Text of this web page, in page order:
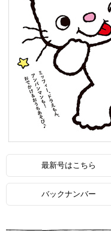
最新号はこちら
バックナンバー